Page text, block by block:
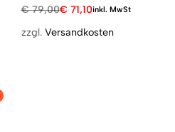
€79,00€ 71,10inkl. MwSt
zzgl. Versandkosten